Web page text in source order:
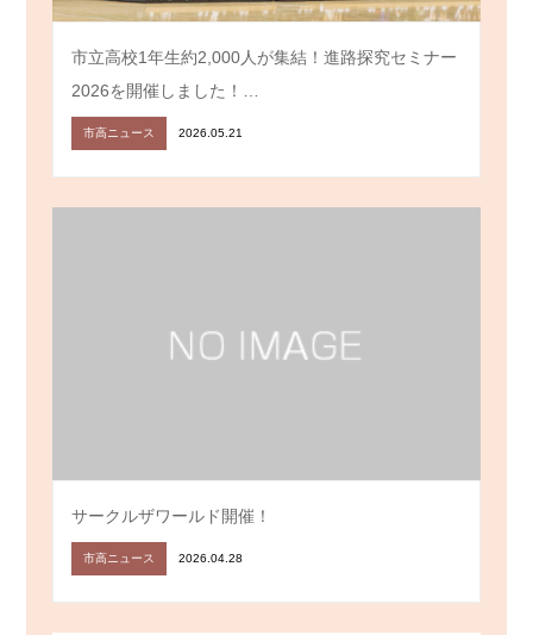
市立高校1年生約2,000人が集結！進路探究セミナー
2026を開催しました！…
市高ニュース 2026.05.21
サークルザワールド開催！
市高ニュース 2026.04.28